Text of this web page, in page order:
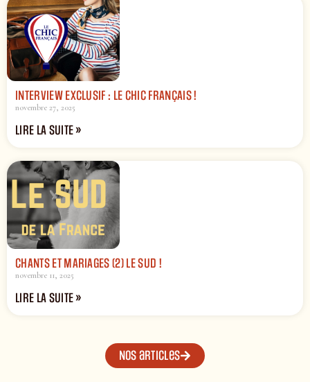
INTERVIEW EXCLUSIF : LE CHIC FRANÇAIS !
novembre 27, 2025
LIRE LA SUITE »
CHANTS ET MARIAGES (2) LE SUD !
novembre 11, 2025
LIRE LA SUITE »
Nos articles